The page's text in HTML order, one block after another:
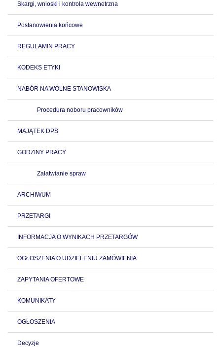
Skargi, wnioski i kontrola wewnetrzna
Postanowienia końcowe
REGULAMIN PRACY
KODEKS ETYKI
NABÓR NA WOLNE STANOWISKA
Procedura noboru pracowników
MAJĄTEK DPS
GODZINY PRACY
Załatwianie spraw
ARCHIWUM
PRZETARGI
INFORMACJA O WYNIKACH PRZETARGÓW
OGŁOSZENIA O UDZIELENIU ZAMÓWIENIA
ZAPYTANIA OFERTOWE
KOMUNIKATY
OGŁOSZENIA
Decyzje